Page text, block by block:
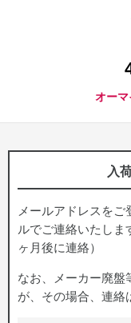
オー
入
メールアドレスを
ルでご連絡いたしま
ヶ月後に連絡）
なお、メーカー廃盤
が、その場合、連絡